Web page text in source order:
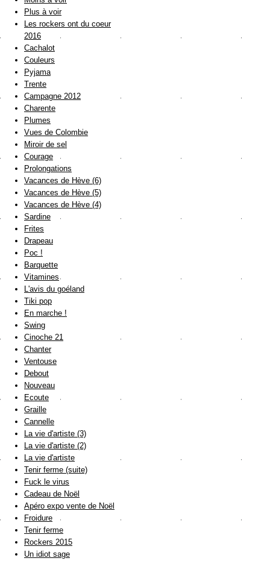
Plus à voir
Les rockers ont du coeur
2016
Cachalot
Couleurs
Pyjama
Trente
Campagne 2012
Charente
Plumes
Vues de Colombie
Miroir de sel
Courage
Prolongations
Vacances de Hève (6)
Vacances de Hève (5)
Vacances de Hève (4)
Sardine
Frites
Drapeau
Poc !
Barquette
Vitamines
L'avis du goéland
Tiki pop
En marche !
Swing
Cinoche 21
Chanter
Ventouse
Debout
Nouveau
Ecoute
Graille
Cannelle
La vie d'artiste (3)
La vie d'artiste (2)
La vie d'artiste
Tenir ferme (suite)
Fuck le virus
Cadeau de Noël
Apéro expo vente de Noël
Froidure
Tenir ferme
Rockers 2015
Un idiot sage